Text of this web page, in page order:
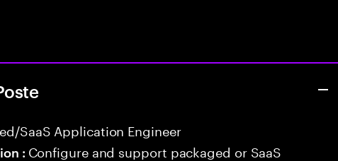
SaaS Application Engineer
: Configure and support packaged or SaaS